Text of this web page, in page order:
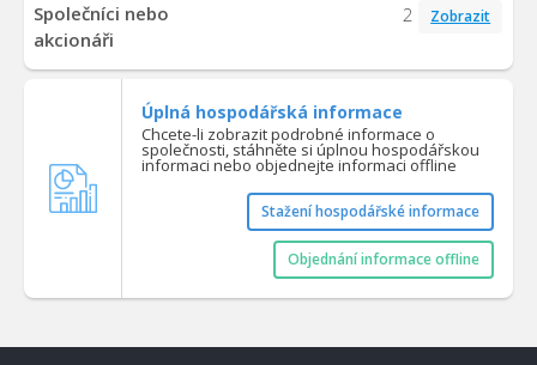
Společníci nebo
akcionáři
2 Zobrazit
Úplná hospodářská informace
Chcete-li zobrazit podrobné informace o
společnosti, stáhněte si úplnou hospodářskou
informaci nebo objednejte informaci offline
Stažení hospodářské informace
Objednání informace offline